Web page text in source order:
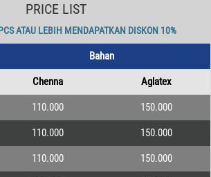
PRICE LIST
ATAU LEBIH MENDAPATKAN DISKON 10%
Bahan
Chenna Aglatex
110.000 150.000
110.000 150.000
110.000 150.000